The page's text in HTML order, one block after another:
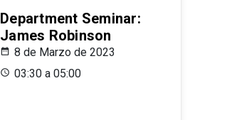
Department Seminar:
James Robinson
8 de Marzo de 2023
03:30 a 05:00